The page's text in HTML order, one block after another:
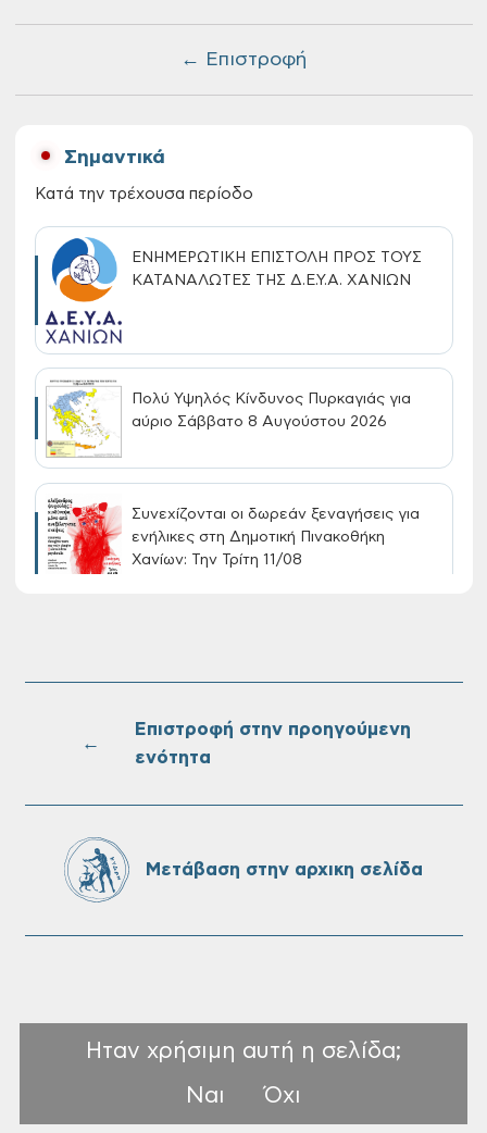
← Επιστροφή
Σημαντικά
Κατά την τρέχουσα περίοδο
ΕΝΗΜΕΡΩΤΙΚΗ ΕΠΙΣΤΟΛΗ ΠΡΟΣ ΤΟΥΣ
ΚΑΤΑΝΑΛΩΤΕΣ ΤΗΣ Δ.Ε.Υ.Α. ΧΑΝΙΩΝ
Πολύ Υψηλός Κίνδυνος Πυρκαγιάς για
αύριο Σάββατο 8 Αυγούστου 2026
Συνεχίζονται οι δωρεάν ξεναγήσεις για
ενήλικες στη Δημοτική Πινακοθήκη
Χανίων: Την Τρίτη 11/08
Τακτική συνεδρίαση Δημοτικής Επιτροπής
←
Επιστροφή στην προηγούμενη
ενότητα
Μετάβαση στην αρχικη σελίδα
Ηταν χρήσιμη αυτή η σελίδα;
Ναι
Όχι